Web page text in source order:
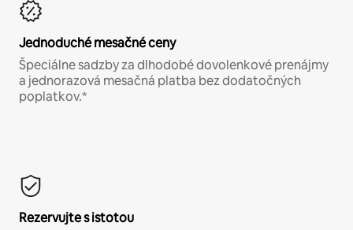
Jednoduché mesačné ceny
Špeciálne sadzby za dlhodobé dovolenkové prenájmy
a jednorazová mesačná platba bez dodatočných
poplatkov.*
Rezervujte s istotou